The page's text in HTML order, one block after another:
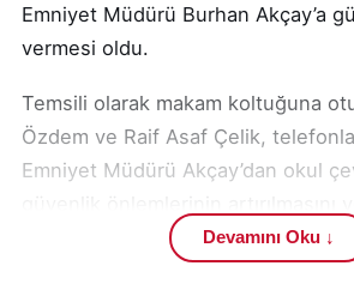
Emniyet Müdürü Burhan Akçay’a
vermesi oldu.
Temsili olarak makam koltuğuna
Özdem ve Raif Asaf Çelik,
Emniyet Müdürü Akçay’dan okul
araçlarının denetimlerinin
duyarlı yaklaşım, protokol üyeleri
Devamını Oku ↓